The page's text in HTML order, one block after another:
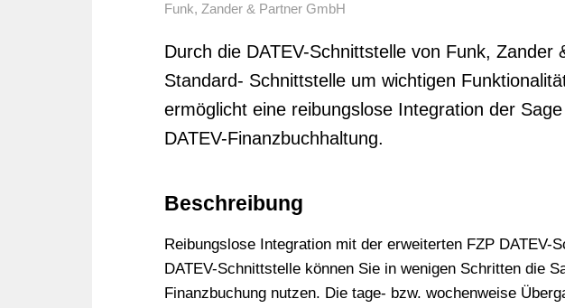
Funk, Zander & Partner GmbH
Durch die DATEV-Schnittstelle von Funk, Zander
Standard- Schnittstelle um wichtigen
ermöglicht eine reibungslose Integration der
DATEV-Finanzbuchhaltung.
Beschreibung
Reibungslose Integration mit der erweiterten FZP DATEV-
DATEV-Schnittstelle können Sie in wenigen Schritten die
Finanzbuchung nutzen. Die tage- bzw. wochenweise